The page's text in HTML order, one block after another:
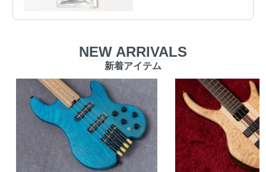
NEW ARRIVALS
新着アイテム